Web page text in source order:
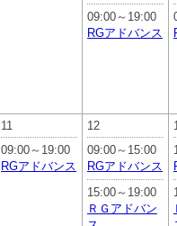
09:00～19:00
RGアドバンス
11
09:00～19:00
RGアドバンス
12
09:00～15:00
RGアドバンス
15:00～19:00
ＲＧアドバン